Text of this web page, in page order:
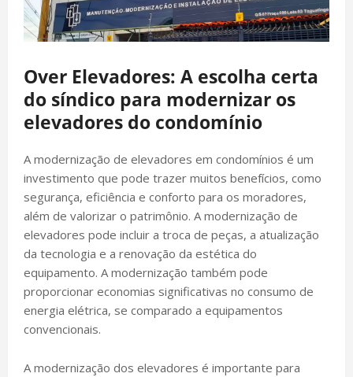
Over Elevadores: A escolha certa
do síndico para modernizar os
elevadores do condomínio
A modernização de elevadores em condomínios é um
investimento que pode trazer muitos benefícios, como
segurança, eficiência e conforto para os moradores,
além de valorizar o patrimônio. A modernização de
elevadores pode incluir a troca de peças, a atualização
da tecnologia e a renovação da estética do
equipamento. A modernização também pode
proporcionar economias significativas no consumo de
energia elétrica, se comparado a equipamentos
convencionais.
A modernização dos elevadores é importante para